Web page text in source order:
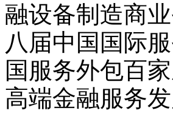
融设备制造商
八届中国国际
国服务外包百
高端金融服务